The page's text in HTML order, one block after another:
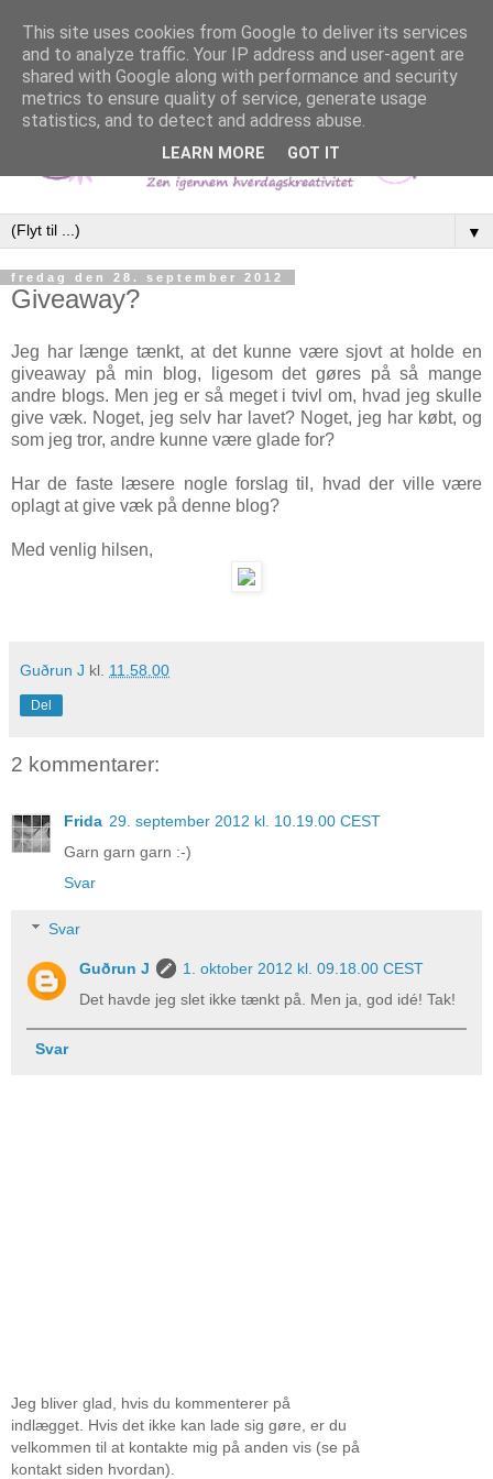
▼
fredag den 28. september 2012
Giveaway?
Jeg har længe tænkt, at det kunne være sjovt at holde en
giveaway på min blog, ligesom det gøres på så mange
andre blogs. Men jeg er så meget i tvivl om, hvad jeg skulle
give væk. Noget, jeg selv har lavet? Noget, jeg har købt, og
som jeg tror, andre kunne være glade for?
Har de faste læsere nogle forslag til, hvad der ville være
oplagt at give væk på denne blog?
Med venlig hilsen,
Guðrun J kl. 11.58.00
Del
2 kommentarer:
Frida 29. september 2012 kl. 10.19.00 CEST
Garn garn garn :-)
Svar
Svar
Guðrun J
1. oktober 2012 kl. 09.18.00 CEST
Det havde jeg slet ikke tænkt på. Men ja, god idé! Tak!
Svar
Jeg bliver glad, hvis du kommenterer på
indlægget. Hvis det ikke kan lade sig gøre, er du
velkommen til at kontakte mig på anden vis (se på
kontakt siden hvordan).
This site uses cookies from Google to deliver its services
and to analyze traffic. Your IP address and user-agent are
shared with Google along with performance and security
metrics to ensure quality of service, generate usage
statistics, and to detect and address abuse.
LEARN MORE GOT IT